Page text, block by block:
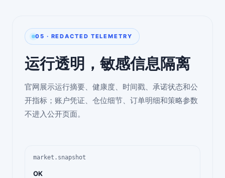
05 · REDACTED TELEMETRY
运行透明，敏感信息隔离
官网展示运行摘要、健康度、时间戳、承诺状态和公
开指标；账户凭证、仓位细节、订单明细和策略参数
不进入公开页面。
market.snapshot
OK